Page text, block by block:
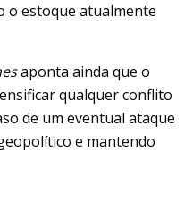
o estoque atualmente
aponta ainda que o
qualquer conflito
de um eventual ataque
e mantendo